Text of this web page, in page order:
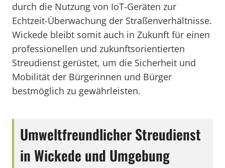
durch die Nutzung von IoT-Geräten zur
Echtzeit-Überwachung der Straßenverhältnisse.
Wickede bleibt somit auch in Zukunft für einen
professionellen und zukunftsorientierten
Streudienst gerüstet, um die Sicherheit und
Mobilität der Bürgerinnen und Bürger
bestmöglich zu gewährleisten.
Umweltfreundlicher Streudienst
in Wickede und Umgebung